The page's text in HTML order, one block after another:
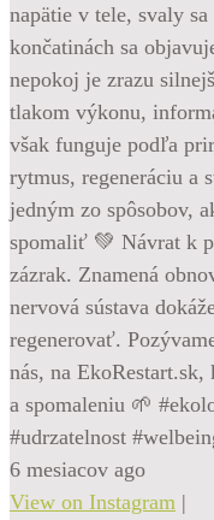
napätie v tele, svaly
končatinách sa
nepokoj je zrazu
tlakom výkonu,
však funguje podľa
rytmus, regeneráciu a
jedným zo spôsobov,
spomaliť 💚 Návrat k
zázrak. Znamená
nervová sústava
regenerovať.
nás, na
a spomaleniu 🌱
#udrzatelnost
6 mesiacov ago
View on Instagram |